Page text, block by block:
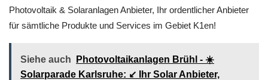
Photovoltaik & Solaranlagen Anbieter, Ihr ordentlicher Anbieter
für sämtliche Produkte und Services im Gebiet K1en!
Siehe auch
Photovoltaikanlagen Brühl - ☀️
Solarparade Karlsruhe: ↙️ Ihr Solar Anbieter,